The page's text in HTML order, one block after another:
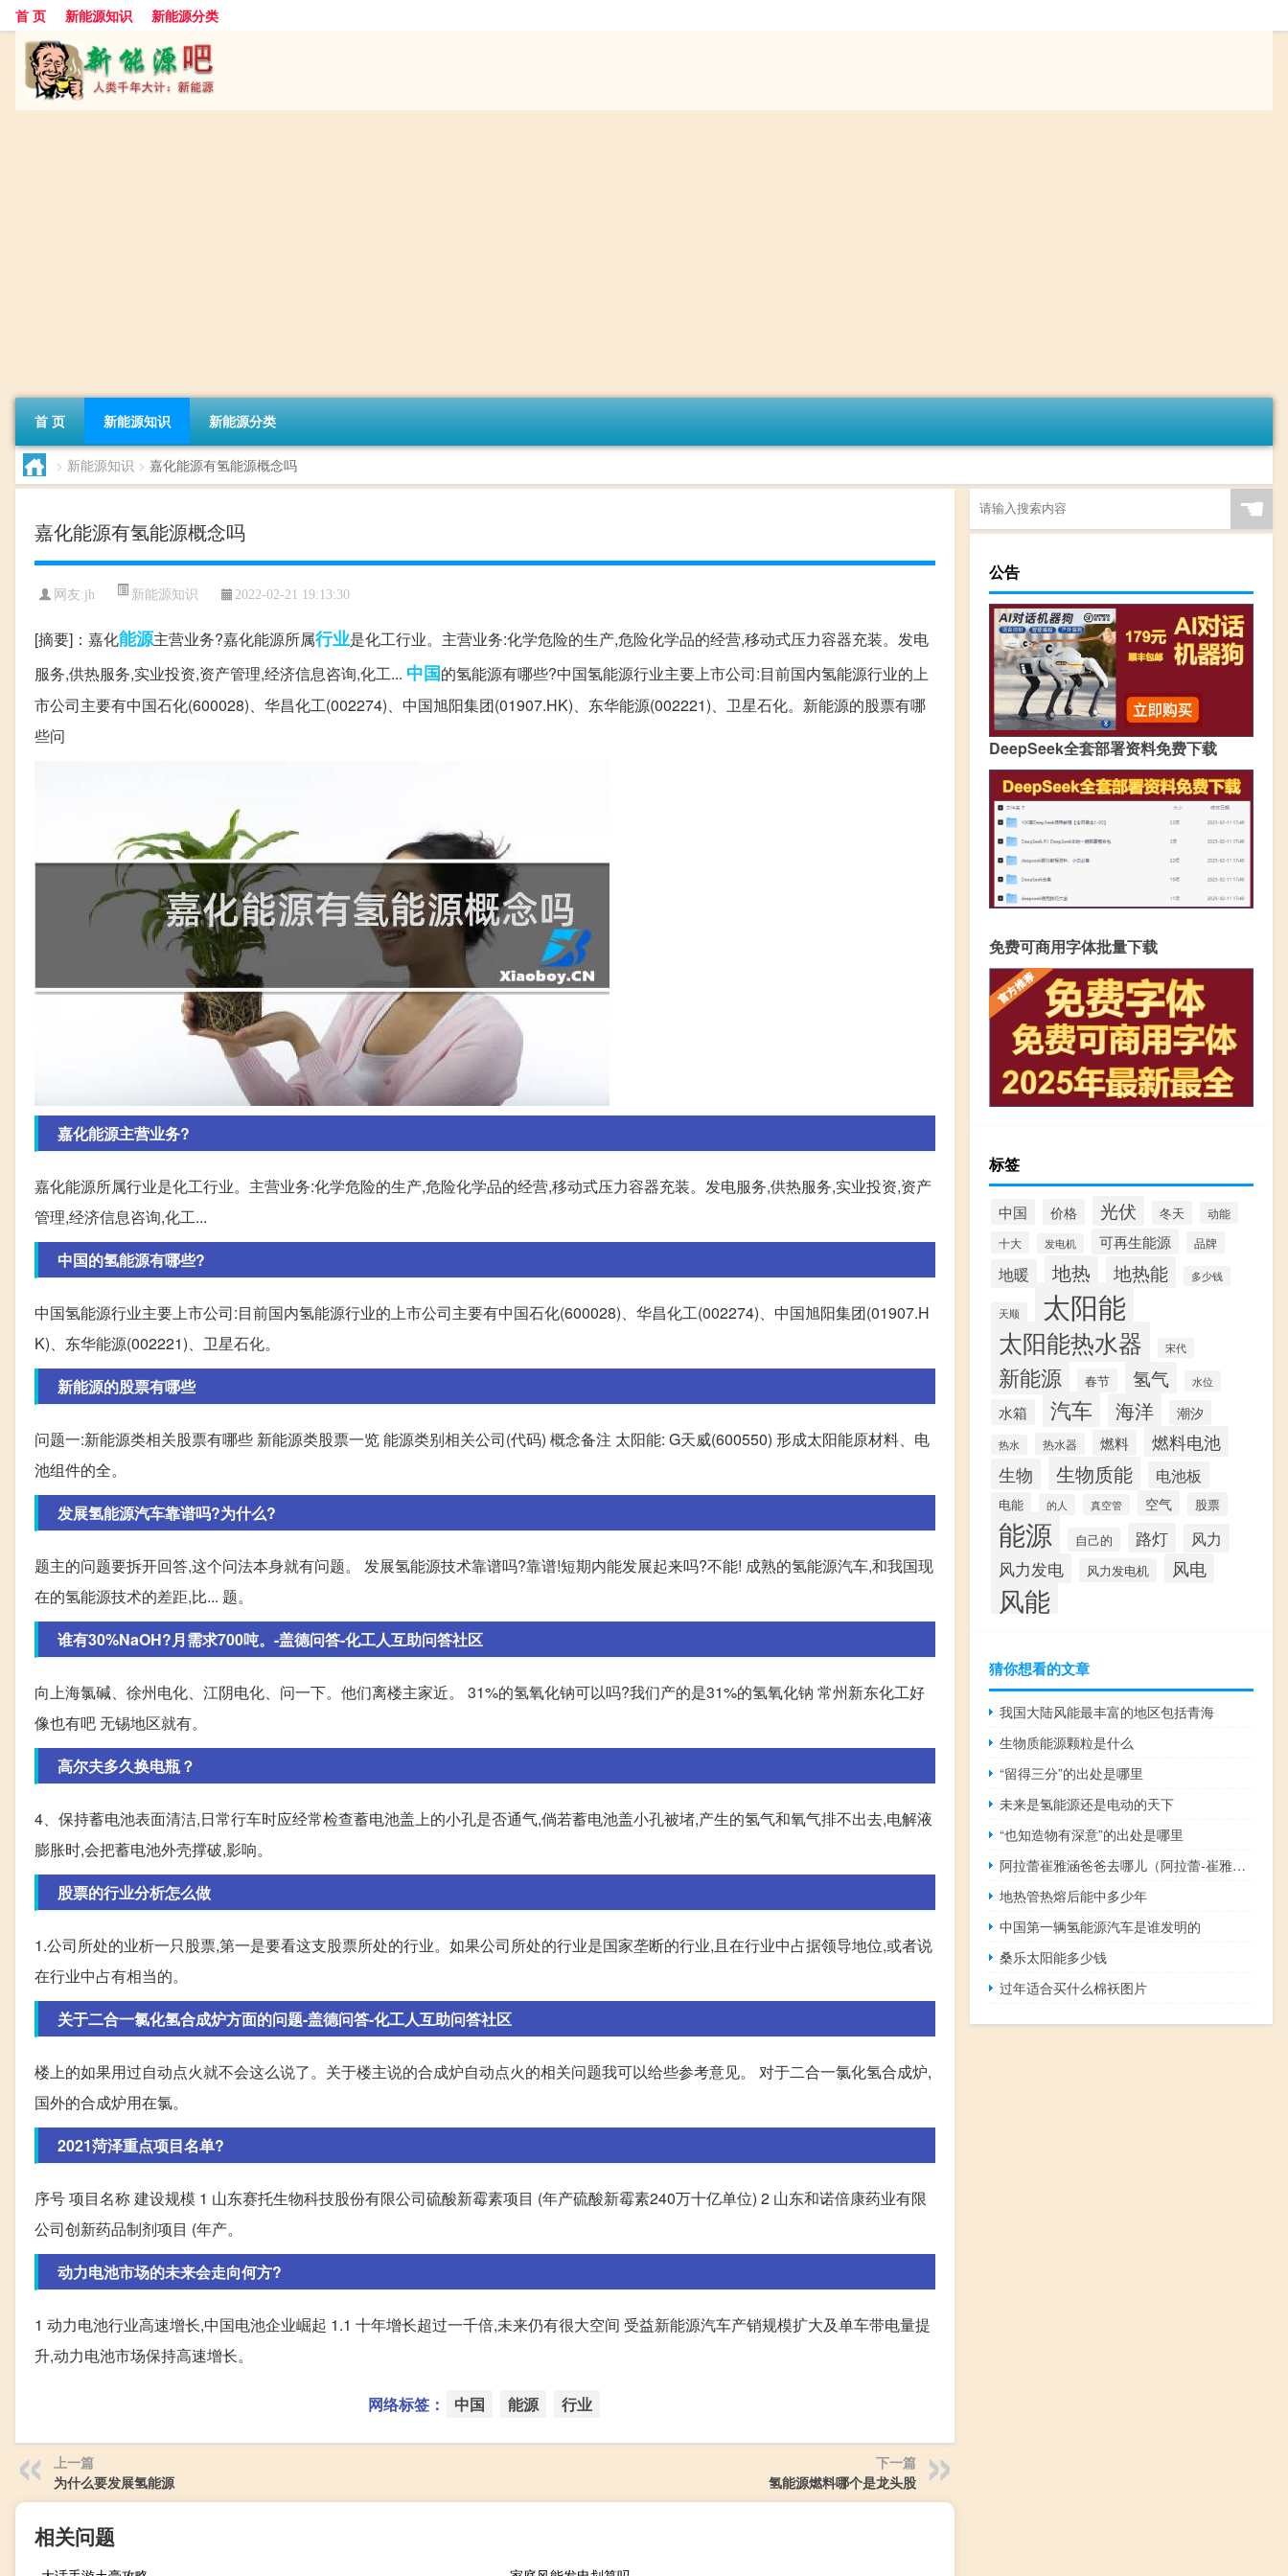
首 页 新能源知识 新能源分类
首 页 新能源知识 新能源分类
> 新能源知识 > 嘉化能源有氢能源概念吗
嘉化能源有氢能源概念吗
网友:jh 新能源知识 2022-02-21 19:13:30
[摘要]：嘉化能源主营业务?嘉化能源所属行业是化工行业。主营业务:化学危险的生产,危险化学品的经营,移动式压力容器充装。发电
服务,供热服务,实业投资,资产管理,经济信息咨询,化工... 中国的氢能源有哪些?中国氢能源行业主要上市公司:目前国内氢能源行业的上
市公司主要有中国石化(600028)、华昌化工(002274)、中国旭阳集团(01907.HK)、东华能源(002221)、卫星石化。新能源的股票有哪
些问
嘉化能源主营业务?
嘉化能源所属行业是化工行业。主营业务:化学危险的生产,危险化学品的经营,移动式压力容器充装。发电服务,供热服务,实业投资,资产
管理,经济信息咨询,化工...
中国的氢能源有哪些?
中国氢能源行业主要上市公司:目前国内氢能源行业的上市公司主要有中国石化(600028)、华昌化工(002274)、中国旭阳集团(01907.H
K)、东华能源(002221)、卫星石化。
新能源的股票有哪些
问题一:新能源类相关股票有哪些 新能源类股票一览 能源类别相关公司(代码) 概念备注 太阳能: G天威(600550) 形成太阳能原材料、电
池组件的全。
发展氢能源汽车靠谱吗?为什么?
题主的问题要拆开回答,这个问法本身就有问题。 发展氢能源技术靠谱吗?靠谱!短期内能发展起来吗?不能! 成熟的氢能源汽车,和我国现
在的氢能源技术的差距,比... 题。
谁有30%NaOH?月需求700吨。-盖德问答-化工人互助问答社区
向上海氯碱、徐州电化、江阴电化、问一下。他们离楼主家近。 31%的氢氧化钠可以吗?我们产的是31%的氢氧化钠 常州新东化工好
像也有吧 无锡地区就有。
高尔夫多久换电瓶？
4、保持蓄电池表面清洁,日常行车时应经常检查蓄电池盖上的小孔是否通气,倘若蓄电池盖小孔被堵,产生的氢气和氧气排不出去,电解液
膨胀时,会把蓄电池外壳撑破,影响。
股票的行业分析怎么做
1.公司所处的业析一只股票,第一是要看这支股票所处的行业。如果公司所处的行业是国家垄断的行业,且在行业中占据领导地位,或者说
在行业中占有相当的。
关于二合一氯化氢合成炉方面的问题-盖德问答-化工人互助问答社区
楼上的如果用过自动点火就不会这么说了。关于楼主说的合成炉自动点火的相关问题我可以给些参考意见。 对于二合一氯化氢合成炉,
国外的合成炉用在氯。
2021菏泽重点项目名单?
序号 项目名称 建设规模 1 山东赛托生物科技股份有限公司硫酸新霉素项目 (年产硫酸新霉素240万十亿单位) 2 山东和诺倍康药业有限
公司创新药品制剂项目 (年产。
动力电池市场的未来会走向何方?
1 动力电池行业高速增长,中国电池企业崛起 1.1 十年增长超过一千倍,未来仍有很大空间 受益新能源汽车产销规模扩大及单车带电量提
升,动力电池市场保持高速增长。
网络标签： 中国 能源 行业
上一篇
为什么要发展氢能源
下一篇
氢能源燃料哪个是龙头股
相关问题
☚
公告
DeepSeek全套部署资料免费下载
免费可商用字体批量下载
标签
中国 价格 光伏 冬天
动能
十大
发电机 可再生能源 品牌
地暖 地热 地热能 多少钱
天顺 太阳能
太阳能热水器 宋代
新能源 春节 氢气 水位
水箱 汽车 海洋 潮汐
热水 热水器 燃料
燃料电池
生物
生物质能 电池板
电能 的人 真空管 空气 股票
能源 自己的 路灯 风力
风力发电 风力发电机 风电
风能
猜你想看的文章
我国大陆风能最丰富的地区包括青海
生物质能源颗粒是什么
“留得三分”的出处是哪里
未来是氢能源还是电动的天下
“也知造物有深意”的出处是哪里
阿拉蕾崔雅涵爸爸去哪儿（阿拉蕾-崔雅涵-爸爸去哪儿第四季嘉宾介绍）
地热管热熔后能中多少年
中国第一辆氢能源汽车是谁发明的
桑乐太阳能多少钱
过年适合买什么棉袄图片